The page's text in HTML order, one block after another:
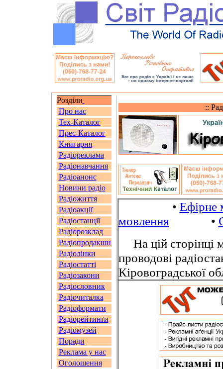
Розділи
Про нас
Тех-Каталог
Прес-Каталог
Книгарня
Радіореклама
Радіонавчання
Радіоанонс
Новини радіо
Радіожиття
Радіоакції
Радіостанції
Радіорозклад
Радіопродакшн
Радіолінки
Радіостатті
Радіозакони
Радіословник
Радіочиталка
Радіоформати
Радіорейтинґи
Радіомузей
Поради
Реклама у нас
Оголошення
::
• Ефірне
мовлення •
На цій сторінці
проводові
Кіровоградської